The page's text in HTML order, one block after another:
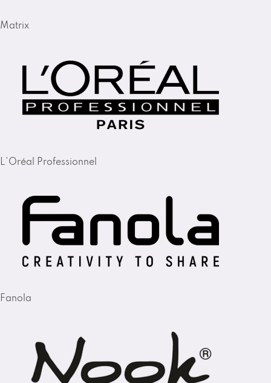
Matrix
L'Oréal Professionnel
Fanola